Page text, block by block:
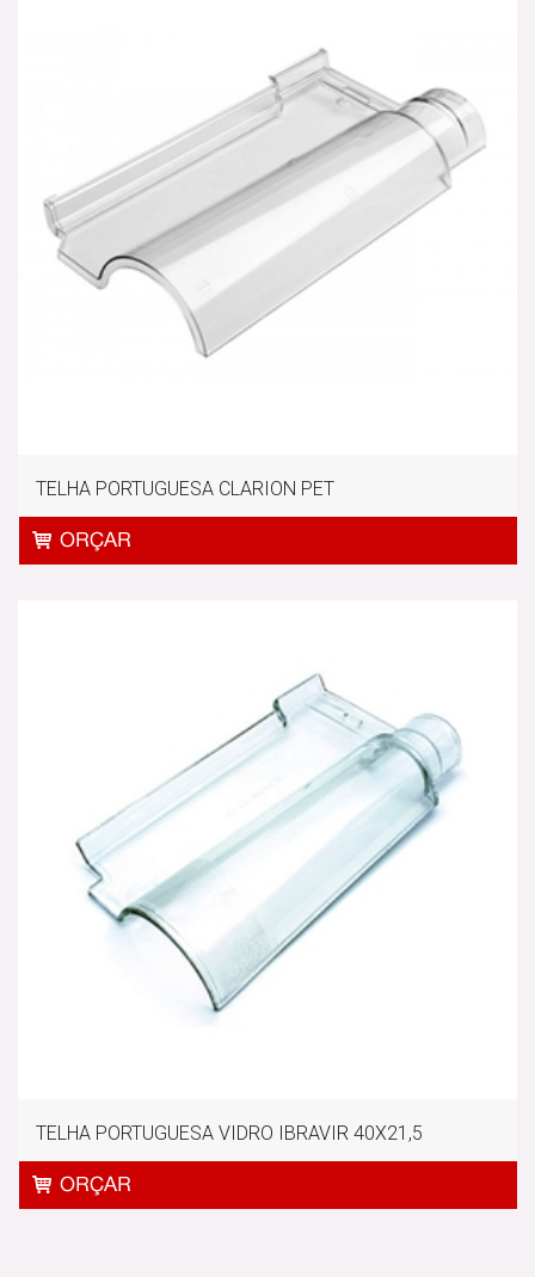
TELHA PORTUGUESA CLARION PET
TELHA PORTUGUESA VIDRO IBRAVIR 40X21,5